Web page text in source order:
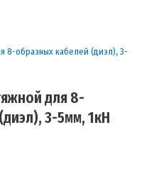
для 8-
3-5мм, 1кН